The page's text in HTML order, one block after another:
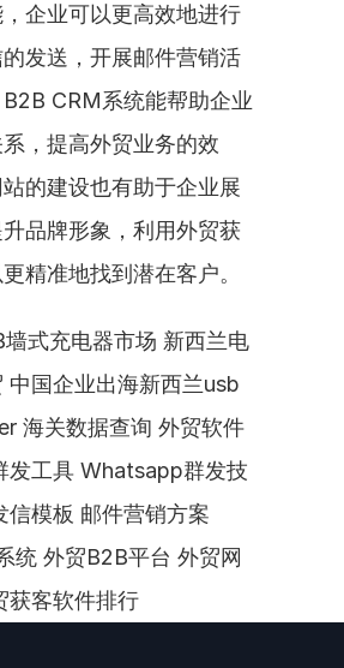
企业可以更高效地进行
发送，开展邮件营销活
CRM系统能帮助企业
，提高外贸业务的效
的建设也有助于企业展
品牌形象，利用外贸获
精准地找到潜在客户。
式充电器市场 新西兰电
中国企业出海新西兰usb
海关数据查询 外贸软件
发工具 Whatsapp群发技
信模板 邮件营销方案
统 外贸B2B平台 外贸网
获客软件排行